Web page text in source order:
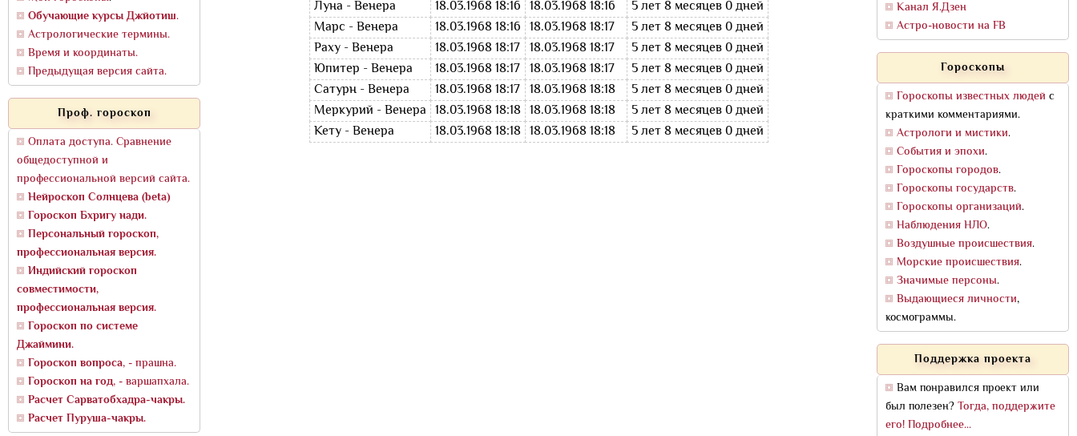
Обучающие курсы Джйотиш.
Астрологические термины.
Время и координаты.
Предыдущая версия сайта.
Проф. гороскоп
Оплата доступа. Сравнение
общедоступной и
профессиональной версий сайта.
Нейроскоп Солнцева (beta)
Гороскоп Бхригу нади.
Персональный гороскоп,
профессиональная версия.
Индийский гороскоп
совместимости,
профессиональная версия.
Гороскоп по системе
Джаймини.
Гороскоп вопроса, - прашна.
Гороскоп на год, - варшапхала.
Расчет Сарватобхадра-чакры.
Расчет Пуруша-чакры.
Луна - Венера
18.03.1968 18:16 18.03.1968 18:16
5 лет 8 месяцев 0 дней
Марс - Венера
18.03.1968 18:16 18.03.1968 18:17
5 лет 8 месяцев 0 дней
Раху - Венера
18.03.1968 18:17 18.03.1968 18:17
5 лет 8 месяцев 0 дней
Юпитер - Венера
18.03.1968 18:17 18.03.1968 18:17
5 лет 8 месяцев 0 дней
Сатурн - Венера
18.03.1968 18:17 18.03.1968 18:18
5 лет 8 месяцев 0 дней
Меркурий - Венера 18.03.1968 18:18 18.03.1968 18:18
5 лет 8 месяцев 0 дней
Кету - Венера
18.03.1968 18:18 18.03.1968 18:18 5 лет 8 месяцев 0 дней
Канал Я.Дзен
Астро-новости на FB
Гороскопы
Гороскопы известных людей с
краткими комментариями.
Астрологи и мистики.
События и эпохи.
Гороскопы городов.
Гороскопы государств.
Гороскопы организаций.
Наблюдения НЛО.
Воздушные происшествия.
Морские происшествия.
Значимые персоны.
Выдающиеся личности,
космограммы.
Поддержка проекта
Вам понравился проект или
был полезен?Тогда, поддержите
его! Подробнее...